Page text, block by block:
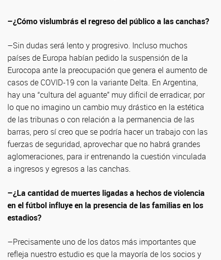
–¿Cómo vislumbrás el regreso del público a las canchas?
–Sin dudas será lento y progresivo. Incluso muchos
países de Europa habían pedido la suspensión de la
Eurocopa ante la preocupación que genera el aumento de
casos de COVID-19 con la variante Delta. En Argentina,
hay una “cultura del aguante” muy difícil de erradicar, por
lo que no imagino un cambio muy drástico en la estética
de las tribunas o con relación a la permanencia de las
barras, pero sí creo que se podría hacer un trabajo con las
fuerzas de seguridad, aprovechar que no habrá grandes
aglomeraciones, para ir entrenando la cuestión vinculada
a ingresos y egresos a las canchas.
–¿La cantidad de muertes ligadas a hechos de violencia
en el fútbol influye en la presencia de las familias en los
estadios?
–Precisamente uno de los datos más importantes que
refleja nuestro estudio es que la mayoría de los socios y